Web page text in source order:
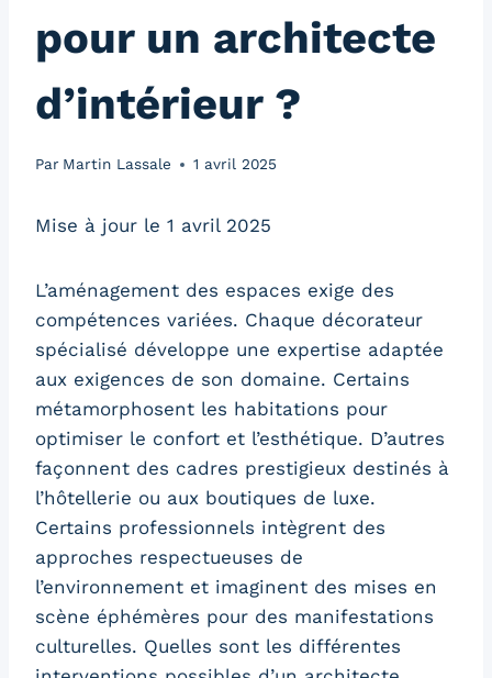
pour un architecte
d’intérieur ?
Par Martin Lassale 1 avril 2025
Mise à jour le 1 avril 2025
L’aménagement des espaces exige des
compétences variées. Chaque décorateur
spécialisé développe une expertise adaptée
aux exigences de son domaine. Certains
métamorphosent les habitations pour
optimiser le confort et l’esthétique. D’autres
façonnent des cadres prestigieux destinés à
l’hôtellerie ou aux boutiques de luxe.
Certains professionnels intègrent des
approches respectueuses de
l’environnement et imaginent des mises en
scène éphémères pour des manifestations
culturelles. Quelles sont les différentes